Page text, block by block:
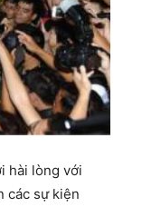
hài lòng với
các sự kiện